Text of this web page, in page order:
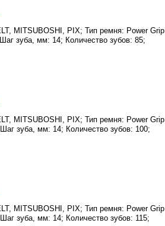
MITSUBOSHI, PIX; Тип ремня: Power Grip
Шаг зуба, мм: 14; Количество зубов: 85;
MITSUBOSHI, PIX; Тип ремня: Power Grip
Шаг зуба, мм: 14; Количество зубов: 100;
MITSUBOSHI, PIX; Тип ремня: Power Grip
Шаг зуба, мм: 14; Количество зубов: 115;